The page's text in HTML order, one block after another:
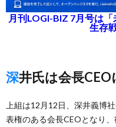
月刊LOGI-BIZ 7月号は
生存
深井氏は会長
上組は12月12日、深井義博
表権のある会長CEOとなり